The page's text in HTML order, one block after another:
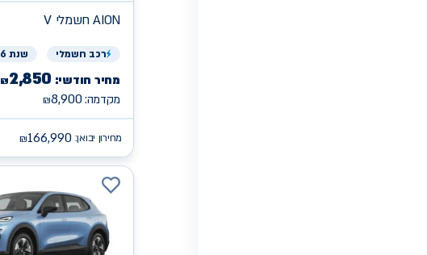
AION חשמלי V
רכב חשמלי שנת 2026
מחיר חודשי: ₪2,850
מקדמה: ₪8,900
מחירון יבואן: ₪166,990